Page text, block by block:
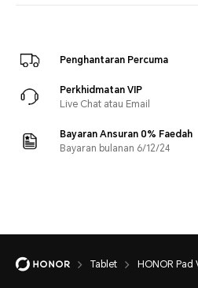
Penghantaran Percuma
Perkhidmatan VIP
Live Chat atau Email
Bayaran Ansuran 0% Faedah
Bayaran bulanan 6/12/24
Tablet HONOR Pad